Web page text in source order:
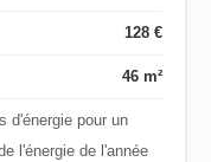
128 €
46 m²
d'énergie pour un
l'énergie de l'année